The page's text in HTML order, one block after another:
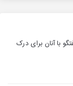
با آنان برای درک